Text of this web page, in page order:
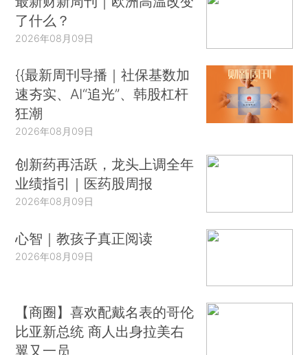
了什么？
2026年08月09日
{{最新周刊导播｜社保基数加
速夯实、AI“追光”、韩股杠杆
狂潮
2026年08月09日
创新药再活跃，龙头上调全年
业绩指引｜医药股周报
2026年08月09日
心智｜教孩子真正阅读
2026年08月09日
【商圈】喜欢配戴名表的哥伦
比亚新总统 商人出身拉美右
翼又一员